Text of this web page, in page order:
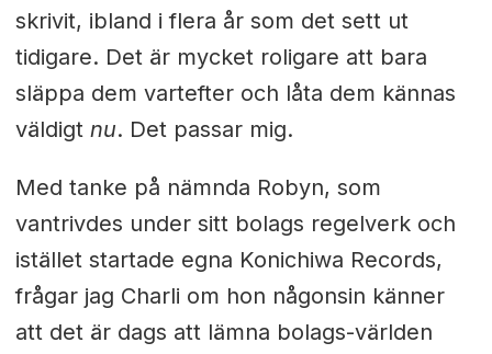
skrivit, ibland i flera år som det sett ut
tidigare. Det är mycket roligare att bara
släppa dem vartefter och låta dem kännas
väldigt nu. Det passar mig.
Med tanke på nämnda Robyn, som
vantrivdes under sitt bolags regelverk och
istället startade egna Konichiwa Records,
frågar jag Charli om hon någonsin känner
att det är dags att lämna bolags-världen